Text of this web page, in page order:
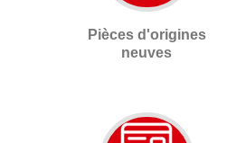
Pièces d'origines
neuves